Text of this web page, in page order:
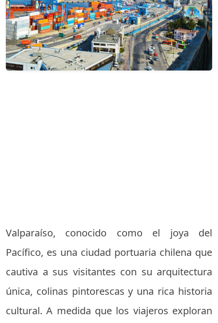
Valparaíso, conocido como el joya del
Pacífico, es una ciudad portuaria chilena que
cautiva a sus visitantes con su arquitectura
única, colinas pintorescas y una rica historia
cultural. A medida que los viajeros exploran